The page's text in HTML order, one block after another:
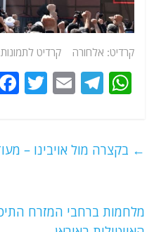
קרדיט: אלחורה קרדיט
W
s
p
T
g
E
l
T
er ← בקצרה מול אויבינו – מעודכן
מלחמות ברחבי המזרח